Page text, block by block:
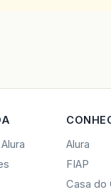
Alura
FIAP
Casa do